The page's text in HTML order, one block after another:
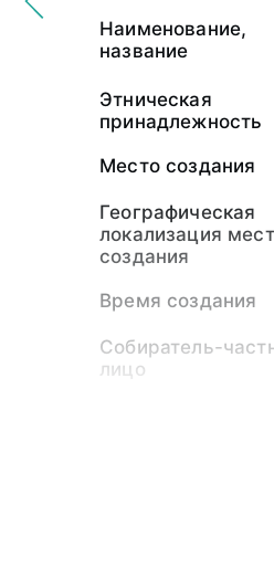
Наименование,
название
Этническая
принадлежность
Место создания
Географическая
локализация
создания
Время создания
Собиратель-
лицо